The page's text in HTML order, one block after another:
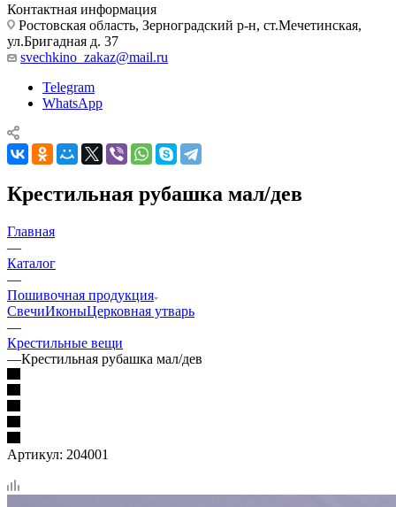
Контактная информация
Ростовская область, Зерноградский р-н, ст.Мечетинская,
ул.Бригадная д. 37
svechkino_zakaz@mail.ru
Telegram
WhatsApp
Крестильная рубашка мал/дев
Главная
—
Каталог
—
Пошивочная продукция
СвечиИконыЦерковная утварь
—
Крестильные вещи
—Крестильная рубашка мал/дев
Артикул: 204001